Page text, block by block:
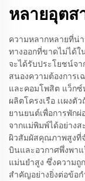
หลายอุตส
ความหลากหลายที่น่
ทางออกที่ขาดไม่ได้
จะได้รับประโยชน์จ
สนองความต้องการ
และคอมโพสิต แว็ก
ผลิตโครงเรือ เเผง
ยานยนต์เพื่อการพัก
จากแม่พิมพ์ได้อย่าง
ผิวสัมผัสคุณภาพสูงที่
บินและอวกาศพึ่งพา
แม่นยำสูง ซึ่งความ
สำคัญอย่างยิ่งต่อข้อ